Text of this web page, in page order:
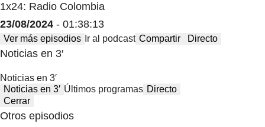
1x24: Radio Colombia
23/08/2024 - 01:38:13
Ver más episodios Ir al podcast Compartir Directo
Noticias en 3′
Noticias en 3′
Noticias en 3′ Últimos programas Directo
Cerrar
Otros episodios